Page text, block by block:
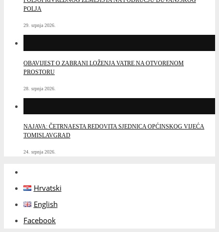
POLJA
29. srpnja 2026.
OBAVIJEST O ZABRANI LOŽENJA VATRE NA OTVORENOM
PROSTORU
28. srpnja 2026.
NAJAVA: ČETRNAESTA REDOVITA SJEDNICA OPĆINSKOG VIJEĆA
TOMISLAVGRAD
24. srpnja 2026.
Hrvatski
English
Facebook